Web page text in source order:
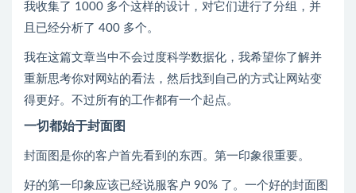
我收集了 1000 多个这样的设计，对它们进行了分组，并
且已经分析了 400 多个。
我在这篇文章当中不会过度科学数据化，我希望你了解并
重新思考你对网站的看法，然后找到自己的方式让网站变
得更好。不过所有的工作都有一个起点。
一切都始于封面图
封面图是你的客户首先看到的东西。第一印象很重要。
好的第一印象应该已经说服客户 90% 了。一个好的封面图